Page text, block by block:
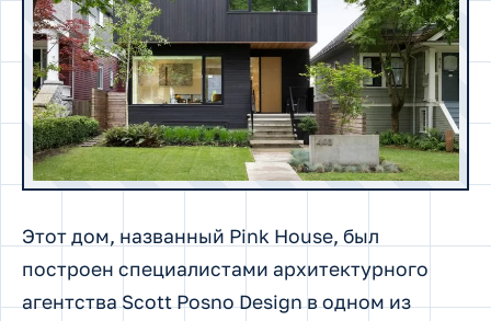
Этот дом, названный Pink House, был
построен специалистами архитектурного
агентства Scott Posno Design в одном из